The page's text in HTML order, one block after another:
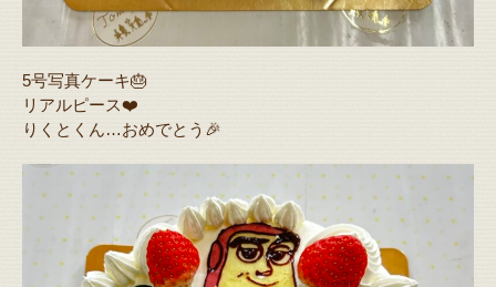
5号写真ケーキ🎂
リアルピース❤️
りくとくん…おめでとう🎉